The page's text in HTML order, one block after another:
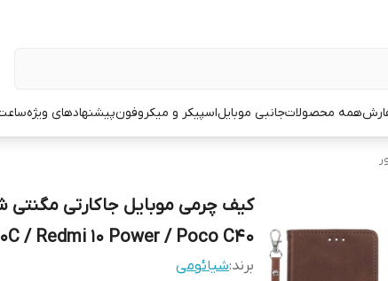
همه محصولاتجانبی موبایلاسپیکر و میکروفونپیشنهادهای ویژه
/ Redmi 10 Power / Poco C40
برند:شیائومی